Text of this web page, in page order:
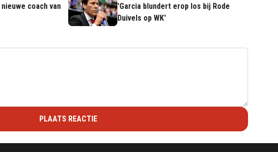
nieuwe coach van
'Garcia blundert erop los bij Rode
Duivels op WK'
PLAATS REACTIE